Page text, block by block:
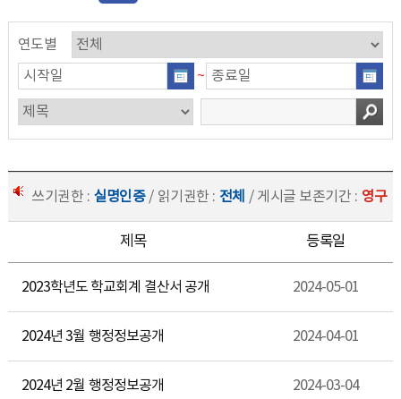
연도별
~
쓰기권한 : 실명인증/ 읽기권한 : 전체 / 게시글 보존기간 : 영구
제목 등록일
2023학년도 학교회계 결산서 공개 2024-05-01
2024년 3월 행정정보공개 2024-04-01
2024년 2월 행정정보공개 2024-03-04